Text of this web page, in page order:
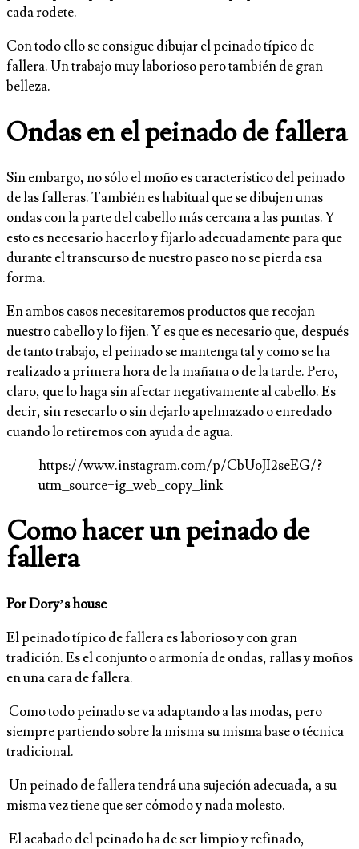
cada rodete.
Con todo ello se consigue dibujar el peinado típico de
fallera. Un trabajo muy laborioso pero también de gran
belleza.
Ondas en el peinado de fallera
Sin embargo, no sólo el moño es característico del peinado
de las falleras. También es habitual que se dibujen unas
ondas con la parte del cabello más cercana a las puntas. Y
esto es necesario hacerlo y fijarlo adecuadamente para que
durante el transcurso de nuestro paseo no se pierda esa
forma.
En ambos casos necesitaremos productos que recojan
nuestro cabello y lo fijen. Y es que es necesario que, después
de tanto trabajo, el peinado se mantenga tal y como se ha
realizado a primera hora de la mañana o de la tarde. Pero,
claro, que lo haga sin afectar negativamente al cabello. Es
decir, sin resecarlo o sin dejarlo apelmazado o enredado
cuando lo retiremos con ayuda de agua.
https://www.instagram.com/p/CbUoJI2seEG/?
utm_source=ig_web_copy_link
Como hacer un peinado de
fallera
Por Dory’s house
El peinado típico de fallera es laborioso y con gran
tradición. Es el conjunto o armonía de ondas, rallas y moños
en una cara de fallera.
Como todo peinado se va adaptando a las modas, pero
siempre partiendo sobre la misma su misma base o técnica
tradicional.
Un peinado de fallera tendrá una sujeción adecuada, a su
misma vez tiene que ser cómodo y nada molesto.
El acabado del peinado ha de ser limpio y refinado,